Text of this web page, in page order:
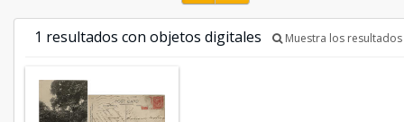
1 resultados con objetos digitales Muestra los